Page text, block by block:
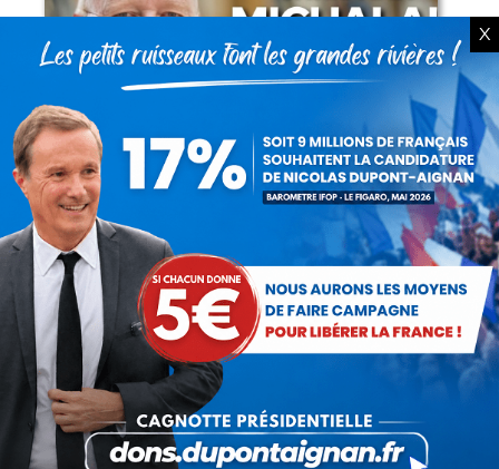
Lorsque tout flambe et que l’État
s’affaisse.
Zinedine Zidane, le retour du héros : la
France confie son destin à sa plus grande
légende
X